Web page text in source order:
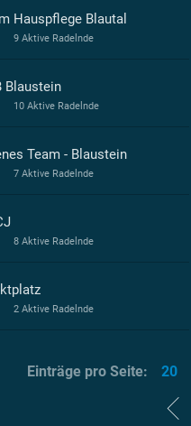
Hauspflege Blautal
9 Aktive Radelnde
Blaustein
10 Aktive Radelnde
Team - Blaustein
7 Aktive Radelnde
8 Aktive Radelnde
2 Aktive Radelnde
Einträge pro Seite: 20